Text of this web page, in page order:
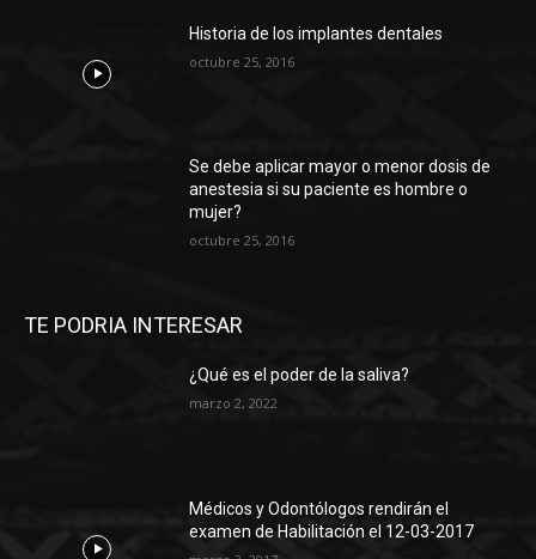
Historia de los implantes dentales
octubre 25, 2016
Se debe aplicar mayor o menor dosis de
anestesia si su paciente es hombre o
mujer?
octubre 25, 2016
TE PODRIA INTERESAR
¿Qué es el poder de la saliva?
marzo 2, 2022
Médicos y Odontólogos rendirán el
examen de Habilitación el 12-03-2017